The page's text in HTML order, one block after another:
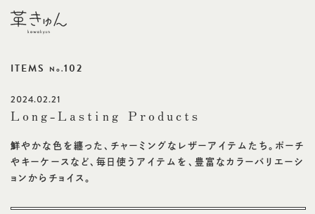
ITEMS No.102
2024.02.21
Long-Lasting Products
鮮やかな色を纏った、チャーミングなレザーアイテムたち。ポーチ
やキーケースなど、毎日使うアイテムを、豊富なカラーバリエーシ
ョンからチョイス。